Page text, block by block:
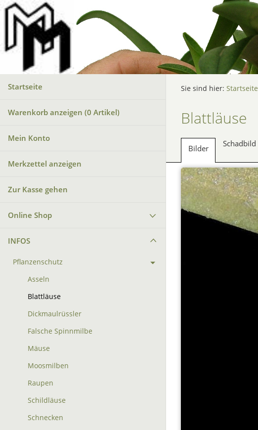
Startseite
Warenkorb anzeigen (0 Artikel)
Mein Konto
Merkzettel anzeigen
Zur Kasse gehen
Online Shop
INFOS
Pflanzenschutz
Asseln
Blattläuse
Dickmaulrüssler
Falsche Spinnmilbe
Mäuse
Moosmilben
Raupen
Schildläuse
Schnecken
Sie sind hier: Startseite
Blattläuse
Bilder Schadbild